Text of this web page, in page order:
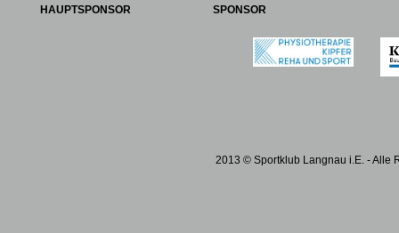
HAUPTSPONSOR SPONSOR
2013 © Sportklub Langnau i.E. - Alle